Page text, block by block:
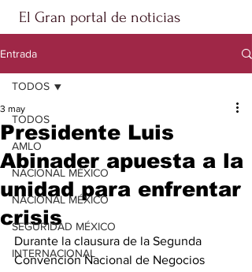
El Gran portal de noticias
Entrada
TODOS
AMLO
NACIONAL MÉXICO
NACIONAL MÉXICO
SEGURIDAD MÉXICO
INTERNACIONAL
TODOS
Presidente Luis
Abinader apuesta a la
unidad para enfrentar
crisis
3 may
Durante la clausura de la Segunda
Convención Nacional de Negocios